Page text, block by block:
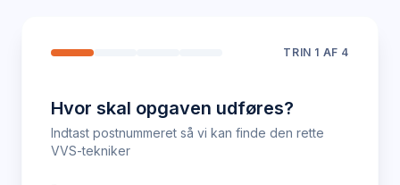
TRIN 1 AF 4
Hvor skal opgaven udføres?
Indtast postnummeret så vi kan finde den rette
VVS-tekniker